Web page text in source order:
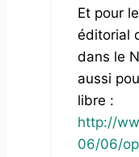
Et pour
éditorial
dans le
aussi
libre :
http://
06/06/